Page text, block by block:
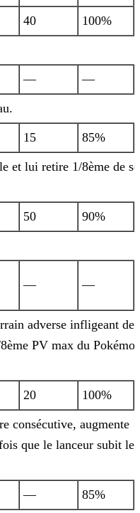
40 100%
— —
15 85%
et lui retire 1/8ème de
50 90%
— —
adverse infligeant des
PV max du
20 100%
consécutive, augmente
que le lanceur subit les
— 85%